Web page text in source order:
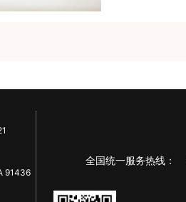
91436
全国统一服务热线：